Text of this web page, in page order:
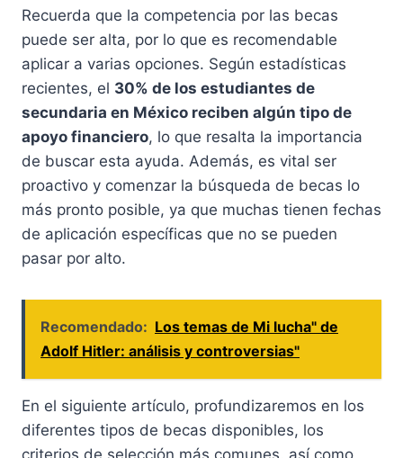
Recuerda que la competencia por las becas
puede ser alta, por lo que es recomendable
aplicar a varias opciones. Según estadísticas
recientes, el 30% de los estudiantes de
secundaria en México reciben algún tipo de
apoyo financiero, lo que resalta la importancia
de buscar esta ayuda. Además, es vital ser
proactivo y comenzar la búsqueda de becas lo
más pronto posible, ya que muchas tienen fechas
de aplicación específicas que no se pueden
pasar por alto.
Recomendado: Los temas de Mi lucha" de
Adolf Hitler: análisis y controversias"
En el siguiente artículo, profundizaremos en los
diferentes tipos de becas disponibles, los